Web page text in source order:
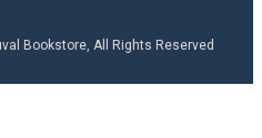
Bookstore, All Rights Reserved